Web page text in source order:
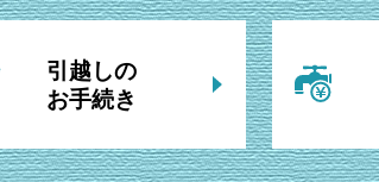
引越しの
お手続き